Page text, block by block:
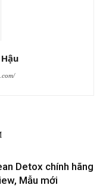
Detox chính hãng
Mẫu mới